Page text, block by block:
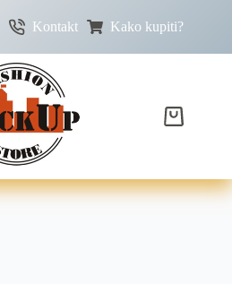
Kontakt Kako kupiti?